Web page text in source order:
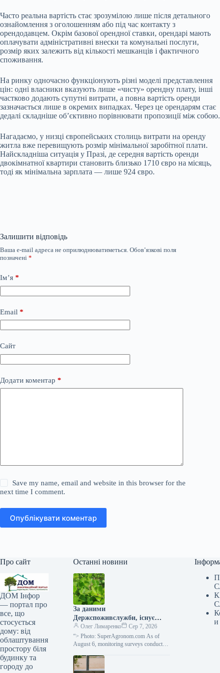
Часто реальна вартість стає зрозумілою лише після детального
ознайомлення з оголошенням або під час контакту з
орендодавцем. Окрім базової орендної ставки, орендарі мають
оплачувати адміністративні внески та комунальні послуги,
розмір яких залежить від кількості мешканців і фактичного
споживання.
На ринку одночасно функціонують різні моделі представлення
цін: одні власники вказують лише «чисту» орендну плату, інші
частково додають супутні витрати, а повна вартість оренди
зазначається лише в окремих випадках. Через це орендарям стає
дедалі складніше об’єктивно порівнювати пропозиції між собою.
Нагадаємо, у низці європейських столиць витрати на оренду
житла вже перевищують розмір мінімальної заробітної плати.
Найскладніша ситуація у Празі, де середня вартість оренди
двокімнатної квартири становить близько 1710 євро на місяць,
тоді як мінімальна зарплата — лише 924 євро.
Залишити відповідь
Ваша e-mail адреса не оприлюднюватиметься. Обов’язкові поля
позначені *
Ім’я *
Email *
Сайт
Додати коментар *
Save my name, email and website in this browser for the
next time I comment.
Опублікувати коментар
Про сайт
ДОМ Інфор
— портал про
все, що
стосується
дому: від
облаштування
простору біля
будинку та
городу до
Останні новини
За даними
Держспоживслужби, існує
небезпека поширення
павутинного кліща —
SuperAgronom.com
Олег Лимаренко
Сер 7, 2026
“> Photo: SuperAgronom.com As of
August 6, monitoring surveys conducted
region have shown that…
и